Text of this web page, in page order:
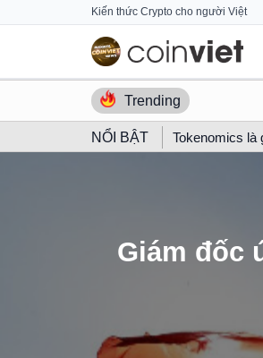
Kiến thức Crypto cho người Việt
Trending
NỔI BẬT Tokenomics là
Giám đốc